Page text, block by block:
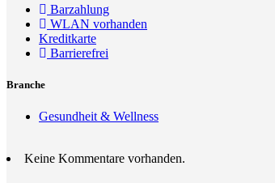
Barzahlung
WLAN vorhanden
Kreditkarte
Barrierefrei
Branche
Gesundheit & Wellness
Keine Kommentare vorhanden.